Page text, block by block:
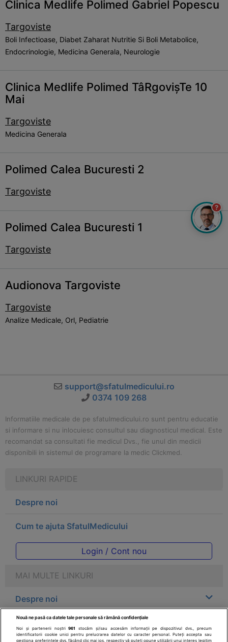
Clinica Medlife Polimed Gabriel Popescu
Targoviste
Boli Infectioase, Diabet Zaharat Nutritie Si Boli Metabolice,
Endocrinologie, Medicina Generala, Neurologie
Clinica Medlife Polimed TâRgovișTe 10
Mai
Targoviste
Medicina Generala
Polimed Calea Bucuresti 2
Targoviste
Polimed Calea Bucuresti 1
Targoviste
Audionova Targoviste
Targoviste
Analize Medicale, Orl, Pediatrie
support@sfatulmedicului.ro
0374 109 268
Informatiile medicale de pe sfatulmedicului.ro sunt pentru educatie
si informare si nu inlocuiesc consultul sau diagnosticul medical. Este
recomandat sa consultati fie medicul Dvs., fie unul din medicii
disponibili in sistemul de programare la medic Clickmed.
LINKURI RAPIDE
Despre noi
Cum te ajuta SfatulMedicului
Login / Cont nou
MAI MULTE LINKURI
Despre noi
Legal
?
Nouă ne pasă ca datele tale personale să rămână confidențiale
Noi și partenerii noștri961
stocăm și/sau accesăm informații pe dispozitivul dvs., precum
identificatorii cookie unici pentru prelucrarea datelor cu caracter personal. Puteți accepta sau
gestiona preferințele dvs. făcând clic mai jos, respectiv vă puteți opune utilizării unui interes legitim